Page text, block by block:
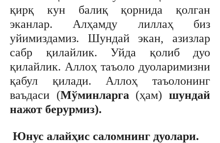
қирқ кун балиқ қорнида қолган
эканлар. Алҳамду лиллаҳ биз
уйимиздамиз. Шундай экан, азизлар
сабр қилайлик. Уйда қолиб дуо
қилайлик. Аллоҳ таъоло дуоларимизни
қабул қилади. Аллоҳ таъолонинг
ваъдаси (Мўминларга (ҳам) шундай
нажот берурмиз).
Юнус алайҳис саломнинг дуолари.